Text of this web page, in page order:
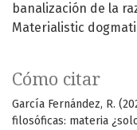
banalización de la
Materialistic
Cómo citar
García Fernández, R.
filosóficas: materia